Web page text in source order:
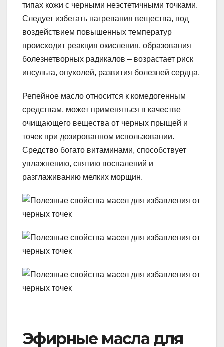
типах кожи с черными неэстетичными точками.
Следует избегать нагревания вещества, под
воздействием повышенных температур
происходит реакция окисления, образования
болезнетворных радикалов – возрастает риск
инсульта, опухолей, развития болезней сердца.
Репейное масло относится к комедогенным
средствам, может применяться в качестве
очищающего вещества от черных прыщей и
точек при дозированном использовании.
Средство богато витаминами, способствует
увлажнению, снятию воспалений и
разглаживанию мелких морщин.
Эфирные масла для